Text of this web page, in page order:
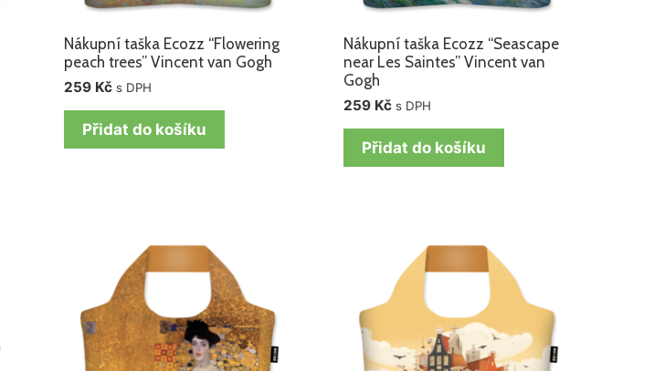
Nákupní taška Ecozz “Flowering
peach trees” Vincent van Gogh
259 Kč s DPH
Přidat do košíku
Nákupní taška Ecozz “Seascape
near Les Saintes” Vincent van
Gogh
259 Kč s DPH
Přidat do košíku